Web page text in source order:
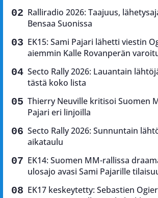
Ralliradio 2026: Taajuus,
Bensaa Suonissa
EK15: Sami Pajari lähetti viestin
aiemmin Kalle Rovanperän
Secto Rally 2026: Lauantain
tästä koko lista
Thierry Neuville kritisoi Suomen
Pajari eri linjoilla
Secto Rally 2026: Sunnuntain
aikataulu
EK14: Suomen MM-rallissa
ulosajo avasi Sami Pajarille
EK17 keskeytetty: Sebastien